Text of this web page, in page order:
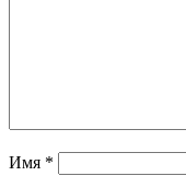
Имя *